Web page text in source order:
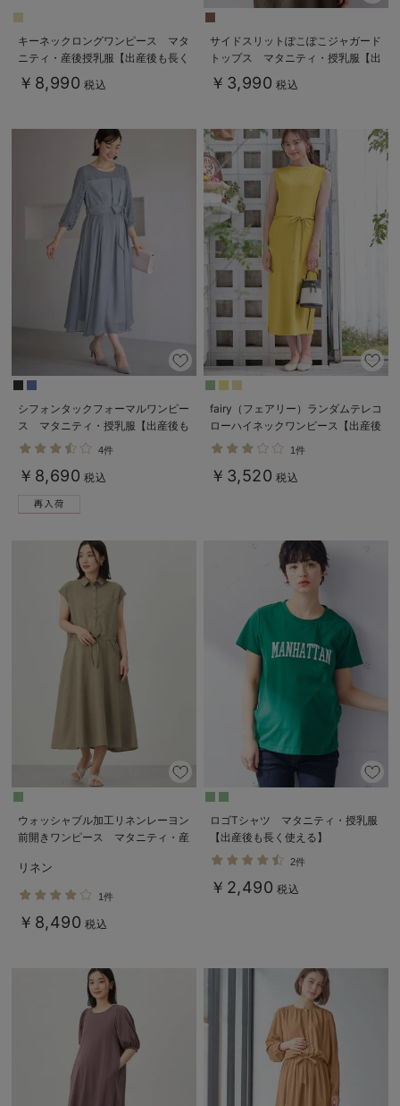
キーネックロングワンピース マタ
ニティ・産後授乳服【出産後も長く
使える】
￥8,990 税込
サイドスリットぽこぽこジャガード
トップス マタニティ・授乳服【出
産後も長く着られる】
￥3,990 税込
シフォンタックフォーマルワンピー
ス マタニティ・授乳服【出産後も
長く使える】
4件
￥8,690 税込
fairy（フェアリー）ランダムテレコ
ローハイネックワンピース【出産後
も長く使える】
1件
￥3,520 税込
ウォッシャブル加工リネンレーヨン
前開きワンピース マタニティ・産
リネン
1件
￥8,490 税込
ロゴTシャツ マタニティ・授乳服
【出産後も長く使える】
2件
￥2,490 税込